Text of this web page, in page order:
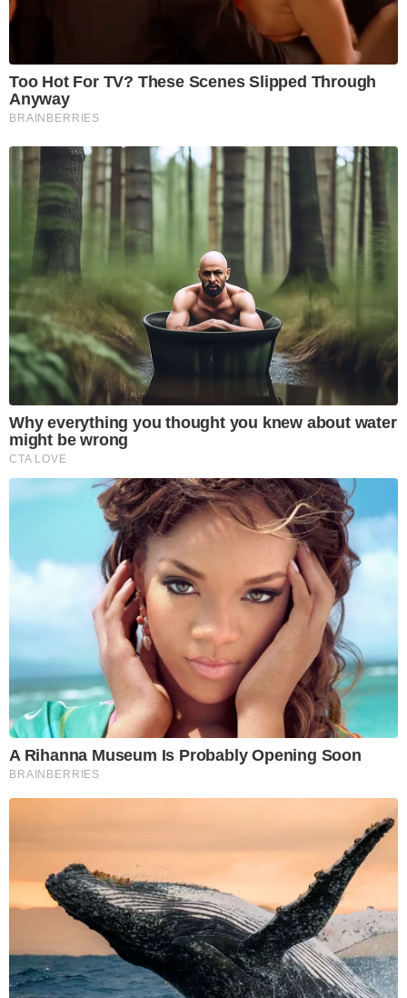
Too Hot For TV? These Scenes Slipped Through
Anyway
BRAINBERRIES
Why everything you thought you knew about water
might be wrong
CTA LOVE
A Rihanna Museum Is Probably Opening Soon
BRAINBERRIES